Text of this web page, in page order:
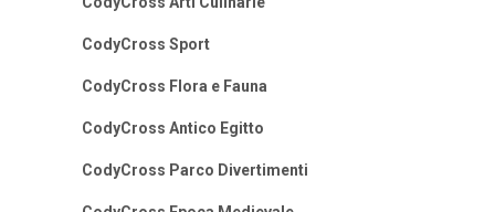
CodyCross Sport
CodyCross Flora e Fauna
CodyCross Antico Egitto
CodyCross Parco Divertimenti